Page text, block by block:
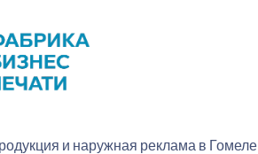
и наружная реклама в Гомеле